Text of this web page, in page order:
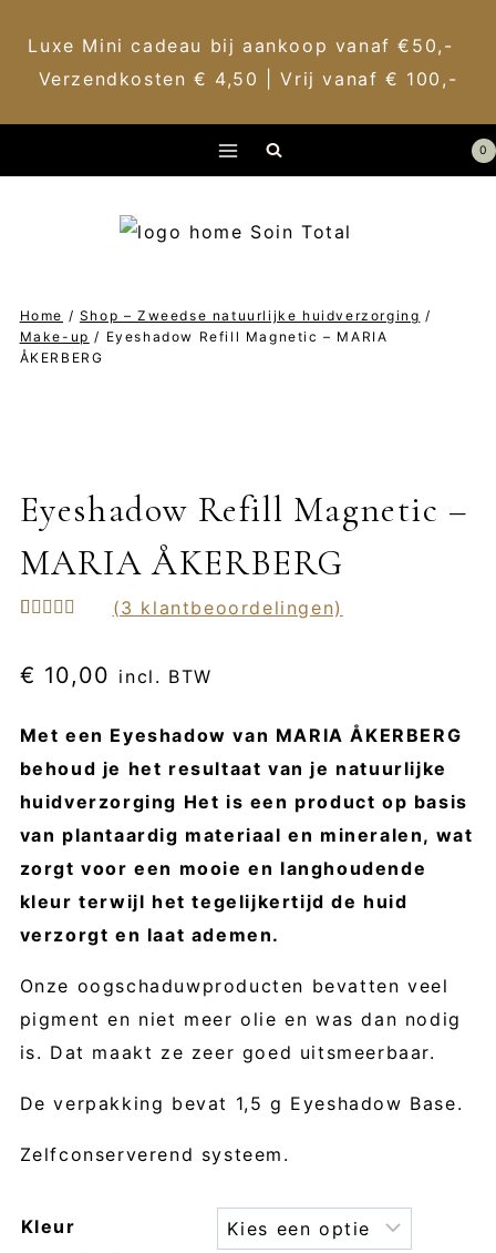
Luxe Mini cadeau bij aankoop vanaf €50,-
Verzendkosten € 4,50 | Vrij vanaf € 100,-
naar
0
Home / Shop – Zweedse natuurlijke huidverzorging /
Make-up / Eyeshadow Refill Magnetic – MARIA
ÅKERBERG
Eyeshadow Refill Magnetic –
MARIA ÅKERBERG
gebaseerd
op
klant
(3 klantbeoordelingen)
€ 10,00 incl. BTW
Met een Eyeshadow van MARIA ÅKERBERG
behoud je het resultaat van je natuurlijke
huidverzorging Het is een product op basis
van plantaardig materiaal en mineralen, wat
zorgt voor een mooie en langhoudende
kleur terwijl het tegelijkertijd de huid
verzorgt en laat ademen.
Onze oogschaduwproducten bevatten veel
pigment en niet meer olie en was dan nodig
is. Dat maakt ze zeer goed uitsmeerbaar.
De verpakking bevat 1,5 g Eyeshadow Base.
Zelfconserverend systeem.
Kleur